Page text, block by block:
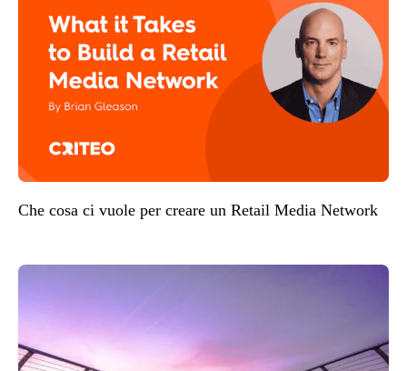
Che cosa ci vuole per creare un Retail Media Network